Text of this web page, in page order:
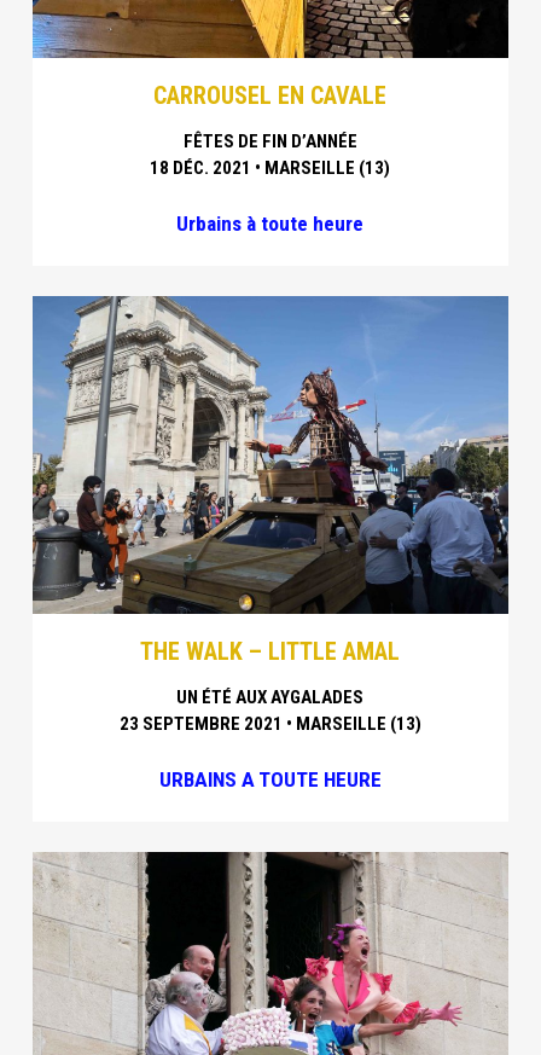
CARROUSEL EN CAVALE
FÊTES DE FIN D’ANNÉE
18 DÉC. 2021 • MARSEILLE (13)
Urbains à toute heure
THE WALK – LITTLE AMAL
UN ÉTÉ AUX AYGALADES
23 SEPTEMBRE 2021 • MARSEILLE (13)
URBAINS A TOUTE HEURE